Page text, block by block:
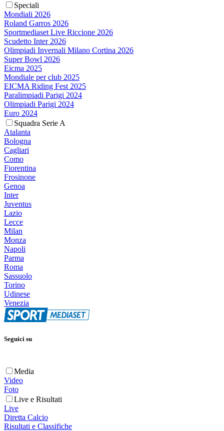
Speciali
Mondiali 2026
Roland Garros 2026
Sportmediaset Live Riccione 2026
Scudetto Inter 2026
Olimpiadi Invernali Milano Cortina 2026
Super Bowl 2026
Eicma 2025
Mondiale per club 2025
EICMA Riding Fest 2025
Paralimpiadi Parigi 2024
Olimpiadi Parigi 2024
Euro 2024
Squadra Serie A
Atalanta
Bologna
Cagliari
Como
Fiorentina
Frosinone
Genoa
Inter
Juventus
Lazio
Lecce
Milan
Monza
Napoli
Parma
Roma
Sassuolo
Torino
Udinese
Venezia
Seguici su
Media
Video
Foto
Live e Risultati
Live
Diretta Calcio
Risultati e Classifiche